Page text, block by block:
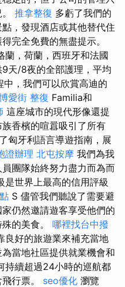
推拿整復 多虧了我們的
，發現酒店或其他替代住
完全免費的無盡提示。
蘭，荷蘭，西班牙和法國
天/8夜的全部護理，平均
，我們可以欣賞高迪的
愛街 整復 Familia和
這座城市的現代形像還提
香檳的喧囂吸引了所有
匈牙利語言導遊指南，展
證辦理 北屯按摩 我們為我
團隊始終努力盡力而為而
是世界上最高的信用評級
S 儘管我們聽說了需要避
仍然邀請遊客享受他們的
的美食。 哪裡找台中撥
良好的旅遊業來補充當地
當地社區提供就業機會和
持續超過24小時的巡航都
行票。 seo優化 瀏覽